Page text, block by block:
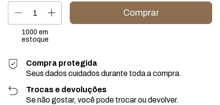
1000 em
estoque
Compra protegida
Seus dados cuidados durante toda a compra.
Trocas e devoluções
Se não gostar, você pode trocar ou devolver.